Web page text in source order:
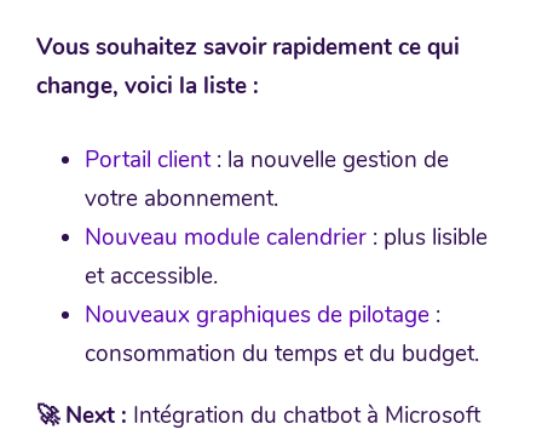
Vous souhaitez savoir rapidement ce qui
change, voici la liste :
Portail client: la nouvelle gestion de
votre abonnement.
Nouveau module calendrier : plus lisible
et accessible.
Nouveaux graphiques de pilotage :
consommation du temps et du budget.
🚀 Next : Intégration du chatbot à Microsoft